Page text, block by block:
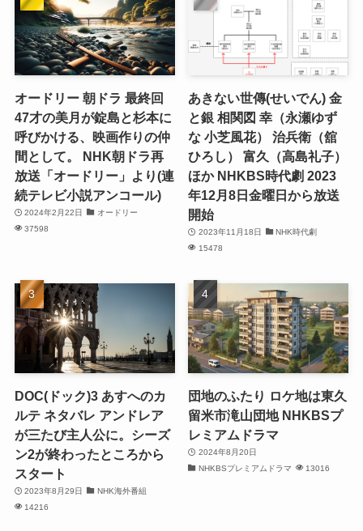
オードリー 朝ドラ 最終回
47才の美月が錠島と杉本に
呼びかける、映画作りの仲
間として。 NHK朝ドラ再
放送「オードリー」より(連
続テレビ小説アンコール)
2024年2月22日
オードリー
37598
あきない世傳(せいでん) 金
と銀 相関図 幸（永瀬ゆず
な 小芝風花） 治兵衛（舘
ひろし） 富久（高島礼子）
ほか NHKBS時代劇 2023
年12月8日金曜日から放送
開始
2023年11月18日
NHK時代劇
15478
DOC(ドック)3 あすへのカ
ルテ ネタバレ アンドレア
が三たび主人公に。シーズ
ン2が終わったところから
スタート
2023年8月29日
NHK海外番組
14216
団地のふたり ロケ地は東久
留米市滝山団地 NHKBSプ
レミアムドラマ
2024年8月20日
NHKBSプレミアムドラマ
13016